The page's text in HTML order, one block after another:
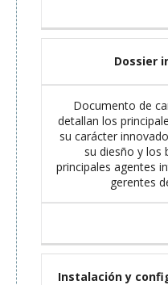
Dossier
Documento de
detallan los
su carácter
su diesño y los
principales agentes
gerentes
Instalación y